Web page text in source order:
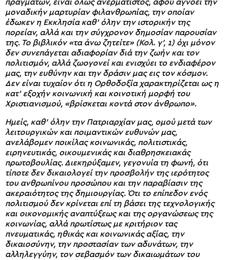
πραγμάτων, είναι όλως ανερμάτιστος, αφού αγνοεί την
μοναδικήν μαρτυρίαν φιλανθρωπίας, την οποίαν
έδωκεν η Εκκλησία καθ’ όλην την ιστορικήν της
πορείαν, αλλά και την σύγχρονον δημοσίαν παρουσίαν
της. Το βιβλικόν «τα άνω ζητείτε» (Κολ. γ’, 1) όχι μόνον
δεν συνεπάγεται αδιαφορίαν διά την ζωήν και τον
πολιτισμόν, αλλά ζωογονεί και ενισχύει το ενδιαφέρον
μας, την ευθύνην και την δράσιν μας εις τον κόσμον.
Δεν είναι τυχαίον ότι η Ορθοδοξία χαρακτηρίζεται ως η
κατ’ εξοχήν κοινωνική και κοινοτική μορφή του
Χριστιανισμού, «βρίσκεται κοντά στον άνθρωπο».
Ημείς, καθ’ όλην την Πατριαρχίαν μας, ομού μετά των
λειτουργικών και ποιμαντικών ευθυνών μας,
ανελάβομεν ποικίλας κοινωνικάς, πολιτιστικάς,
ειρηνευτικάς, οικουμενικάς και διαθρησκειακάς
πρωτοβουλίας. Διεκηρύξαμεν, γεγονυία τη φωνή, ότι
τίποτε δεν δικαιολογεί την προσβολήν της ιερότητος
του ανθρωπίνου προσώπου και την παραβίασιν της
ακεραιότητος της δημιουργίας. Ότι το επίπεδον ενός
πολιτισμού δεν κρίνεται επί τη βάσει της τεχνολογικής
και οικονομικής αναπτύξεως και της οργανώσεως της
κοινωνίας, αλλά πρωτίστως με κριτήριον τας
πνευματικάς, ηθικάς και κοινωνικάς αξίας, την
δικαιοσύνην, την προστασίαν των αδυνάτων, την
αλληλεγγύην, τον σεβασμόν των δικαιωμάτων του